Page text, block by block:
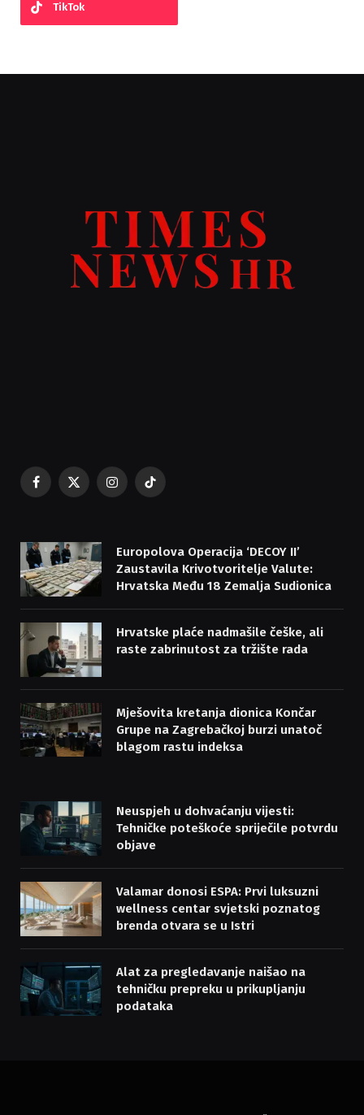
TikTok
Facebook
X
Instagram
TikTok
Europolova Operacija ‘DECOY II’
Zaustavila Krivotvoritelje Valute:
Hrvatska Među 18 Zemalja Sudionica
Hrvatske plaće nadmašile češke, ali
raste zabrinutost za tržište rada
Mješovita kretanja dionica Končar
Grupe na Zagrebačkoj burzi unatoč
blagom rastu indeksa
Neuspjeh u dohvaćanju vijesti:
Tehničke poteškoće spriječile potvrdu
objave
Valamar donosi ESPA: Prvi luksuzni
wellness centar svjetski poznatog
brenda otvara se u Istri
Alat za pregledavanje naišao na
tehničku prepreku u prikupljanju
podataka